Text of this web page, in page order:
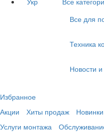
Все для
Техника
Новости и
Избранное
Акции
Хиты продаж
Новинки
Услуги монтажа